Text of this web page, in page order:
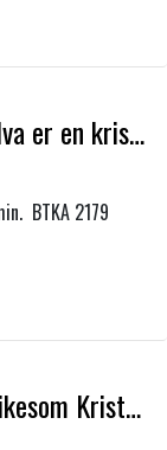
Einar Kristoffersen.” Hva er en kristen omvendelse? Troen på syndenes forlatelse.”
BTKA 2179
Einar Kristoffersen.” Likesom Kristus har tilgitt dere, skal også dere tilgi hverandre.”